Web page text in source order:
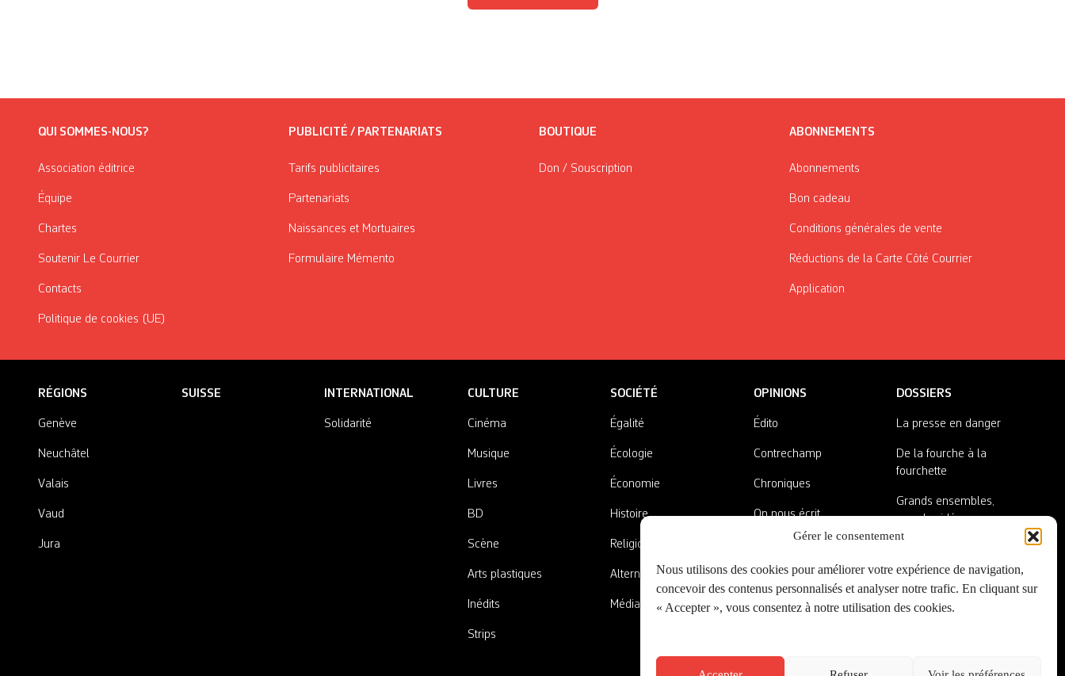
Gérer le consentement
Nous utilisons des cookies pour améliorer votre expérience de navigation,
concevoir des contenus personnalisés et analyser notre trafic. En cliquant sur
« Accepter », vous consentez à notre utilisation des cookies.
QUI SOMMES-NOUS?
Association éditrice
Équipe
Chartes
Soutenir Le Courrier
Contacts
Politique de cookies (UE)
PUBLICITÉ / PARTENARIATS
Tarifs publicitaires
Partenariats
Naissances et Mortuaires
Formulaire Mémento
BOUTIQUE
Don / Souscription
ABONNEMENTS
Abonnements
Bon cadeau
Conditions générales de vente
Réductions de la Carte Côté Courrier
Application
RÉGIONS
Genève
Neuchâtel
Valais
Vaud
Jura
SUISSE INTERNATIONAL
Solidarité
CULTURE
Cinéma
Musique
Livres
BD
Scène
Arts plastiques
Inédits
Strips
SOCIÉTÉ
Égalité
Écologie
Économie
Histoire
Religions
Alternatives
Médias
OPINIONS
Édito
Contrechamp
Chroniques
On nous écrit
Nos invité·es
A côté de la plaque
DOSSIERS
La presse en danger
De la fourche à la
fourchette
Grands ensembles,
grandes idées